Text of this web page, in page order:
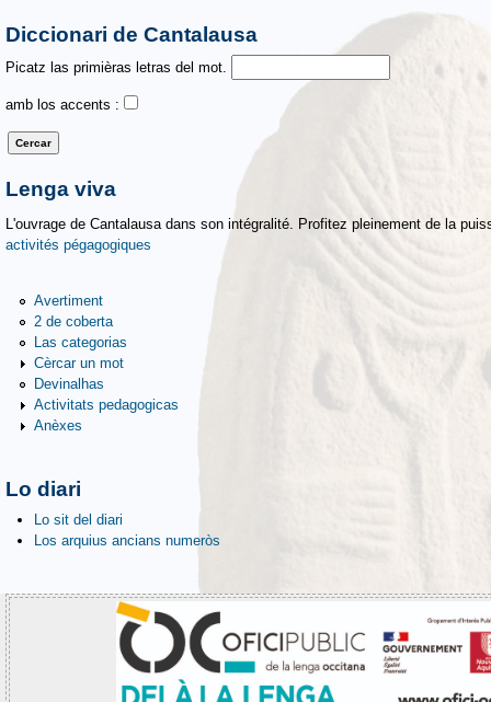
Diccionari de Cantalausa
Picatz las primièras letras del mot.
amb los accents :
Lenga viva
L'ouvrage de Cantalausa dans son intégralité. Profitez pleinement de la
activités pégagogiques
Avertiment
2 de coberta
Las categorias
Cèrcar un mot
Devinalhas
Activitats pedagogicas
Anèxes
Lo diari
Lo sit del diari
Los arquius ancians numeròs